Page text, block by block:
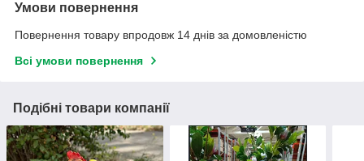
Умови повернення
Повернення товару впродовж 14 днів за домовленістю
Всі умови повернення
Подібні товари компанії